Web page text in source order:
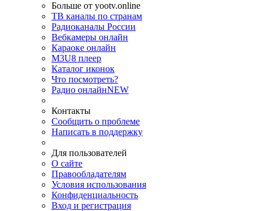
Больше от yootv.online
ТВ каналы по странам
Радиоканалы России
Вебкамеры онлайн
Караоке онлайн
M3U8 плеер
Каталог иконок
Что посмотреть?
Радио онлайнNEW
Контакты
Сообщить о проблеме
Написать в поддержку
Для пользователей
О сайте
Правообладателям
Условия использования
Конфиденциальность
Вход и регистрация